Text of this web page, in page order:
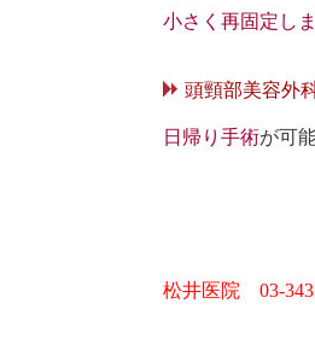
小さく再固定し
頭頸部美容外
日帰り手術が可
松井医院 03-